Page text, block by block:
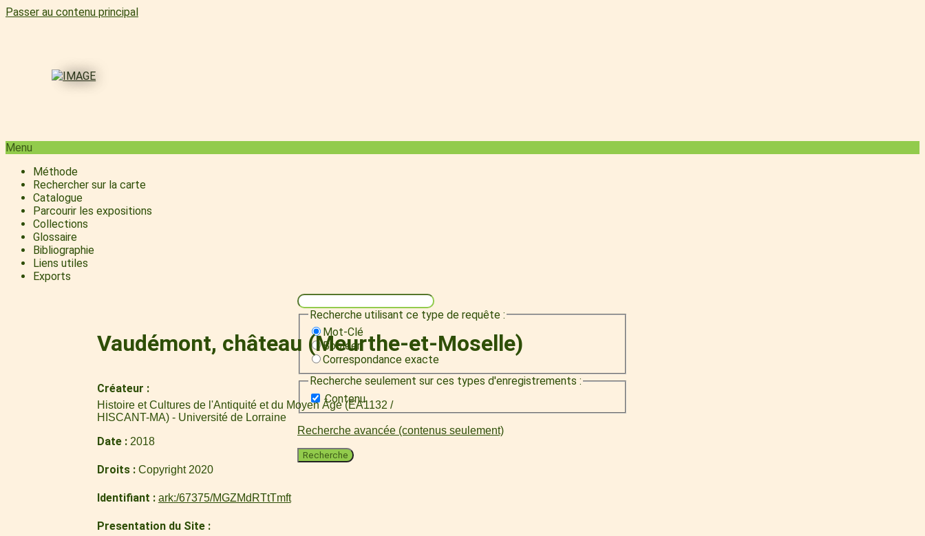
Passer au contenu principal
Menu
Méthode
Rechercher sur la carte
Catalogue
Parcourir les expositions
Collections
Glossaire
Bibliographie
Liens utiles
Exports
Recherche utilisant ce type de requête :
Mot-Clé
Booléen
Correspondance exacte
Recherche seulement sur ces types d'enregistrements :
Contenu
Recherche avancée (contenus seulement)
Recherche
Vaudémont, château (Meurthe-et-Moselle)
Créateur
Histoire et Cultures de l'Antiquité et du Moyen Âge (EA1132 /
HISCANT-MA) - Université de Lorraine
Date 2018
Droits Copyright 2020
Identifiant ark:/67375/MGZMdRTtTmft
Presentation du Site